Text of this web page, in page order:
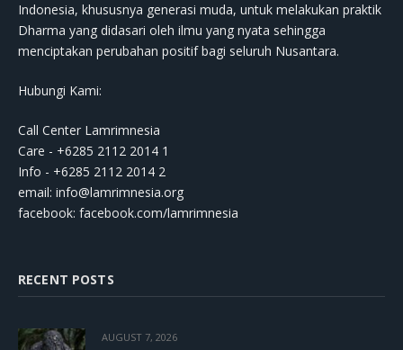
Indonesia, khususnya generasi muda, untuk melakukan praktik
Dharma yang didasari oleh ilmu yang nyata sehingga
menciptakan perubahan positif bagi seluruh Nusantara.
Hubungi Kami:
Call Center Lamrimnesia
Care - +6285 2112 2014 1
Info - +6285 2112 2014 2
email: info@lamrimnesia.org
facebook: facebook.com/lamrimnesia
RECENT POSTS
AUGUST 7, 2026